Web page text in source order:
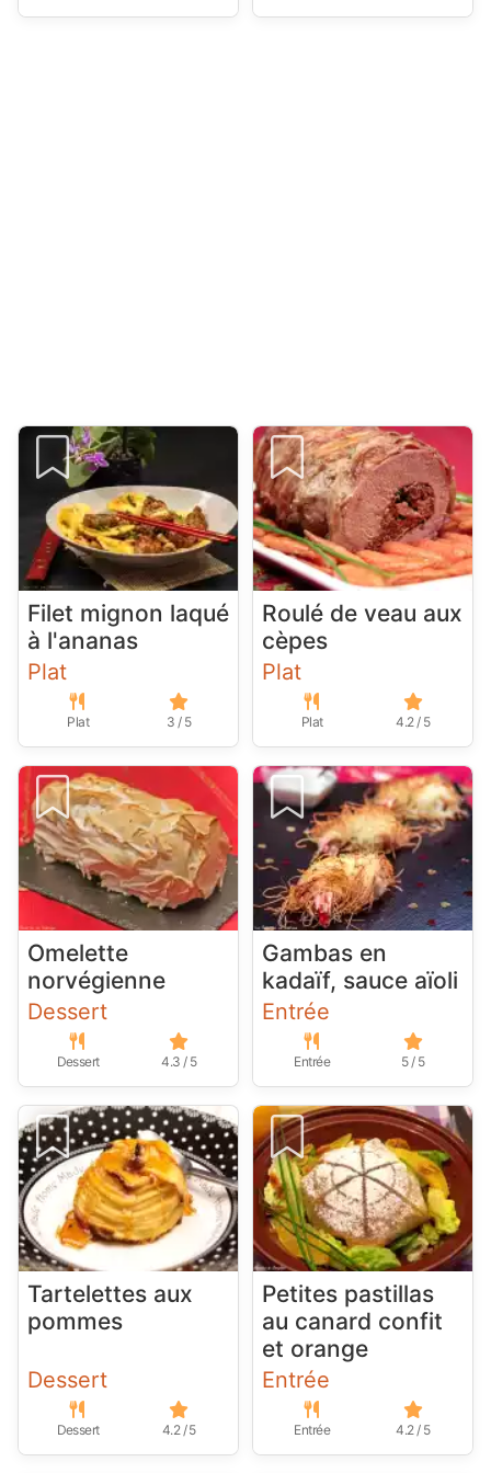
Filet mignon laqué
à l'ananas
Plat
Plat 3 / 5
Roulé de veau aux
cèpes
Plat
Plat 4.2 / 5
Omelette
norvégienne
Dessert
Dessert 4.3 / 5
Gambas en
kadaïf, sauce aïoli
Entrée
Entrée 5 / 5
Tartelettes aux
pommes
Dessert
Dessert 4.2 / 5
Petites pastillas
au canard confit
et orange
Entrée
Entrée 4.2 / 5